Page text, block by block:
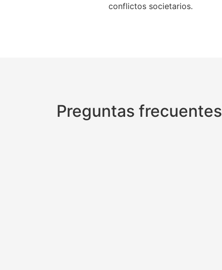
conflictos societarios.
Preguntas frecuentes